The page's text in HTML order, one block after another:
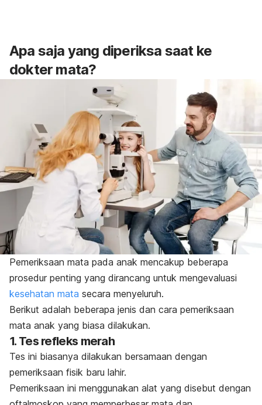
Apa saja yang diperiksa saat ke
dokter mata?
Pemeriksaan mata pada anak mencakup beberapa
prosedur penting yang dirancang untuk mengevaluasi
kesehatan mata secara menyeluruh.
Berikut adalah beberapa jenis dan cara pemeriksaan
mata anak yang biasa dilakukan.
1. Tes refleks merah
Tes ini biasanya dilakukan bersamaan dengan
pemeriksaan fisik baru lahir.
Pemeriksaan ini menggunakan alat yang disebut dengan